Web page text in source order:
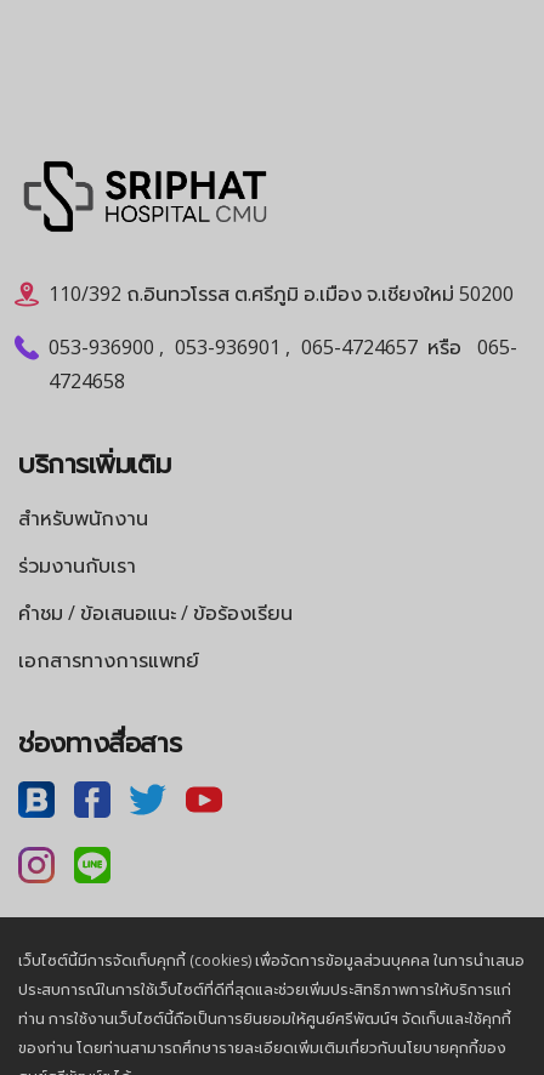
110/392 ถ.อินทวโรรส ต.ศรีภูมิ อ.เมือง จ.เชียงใหม่ 50200
053-936900 , 053-936901 , 065-4724657 หรือ
065-
4724658
บริการเพิ่มเติม
สำหรับพนักงาน
ร่วมงานกับเรา
คำชม / ข้อเสนอแนะ / ข้อร้องเรียน
เอกสารทางการแพทย์
ช่องทางสื่อสาร
นโยบายความเป็นส่วนตัว |นโยบายคุกกี้
© 2026, Sriphat Medical Center. All Rights Reserved.
เว็บไซต์นี้มีการจัดเก็บคุกกี้ (cookies) เพื่อจัดการข้อมูลส่วนบุคคล ในการนำเสนอ
ประสบการณ์ในการใช้เว็บไซต์ที่ดีที่สุดและช่วยเพิ่มประสิทธิภาพการให้บริการแก่
ท่าน การใช้งานเว็บไซต์นี้ถือเป็นการยินยอมให้ศูนย์ศรีพัฒน์ฯ จัดเก็บและใช้คุกกี้
ของท่าน โดยท่านสามารถศึกษารายละเอียดเพิ่มเติมเกี่ยวกับนโยบายคุกกี้ของ